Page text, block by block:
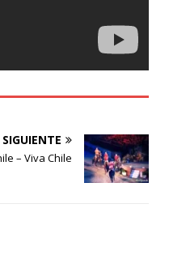
SIGUIENTE
– Viva Chile